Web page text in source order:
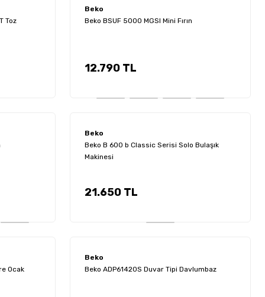
No Frost Buzdolabı
Bulaşık Makinesi
Toz
Beko
Beko BSUF 5000 MGSI Mini Fırın
12.790 TL
Beko
Beko B 600 b Classic Serisi Solo Bulaşık
Makinesi
21.650 TL
Ocak
Beko
Beko ADP61420S Duvar Tipi Davlumbaz